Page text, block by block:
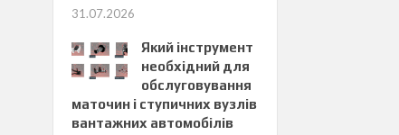
31.07.2026
Який інструмент
необхідний для
обслуговування
маточин і ступичних вузлів
вантажних автомобілів